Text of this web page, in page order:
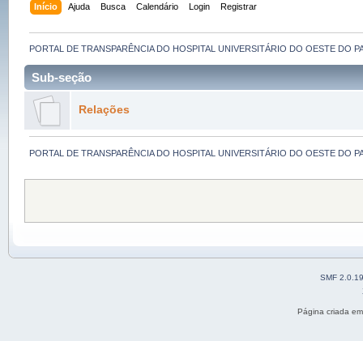
Início Ajuda Busca Calendário Login Registrar
PORTAL DE TRANSPARÊNCIA DO HOSPITAL UNIVERSITÁRIO DO OESTE DO
Sub-seção
Relações
PORTAL DE TRANSPARÊNCIA DO HOSPITAL UNIVERSITÁRIO DO OESTE DO
SMF 2.0.19
Página criada